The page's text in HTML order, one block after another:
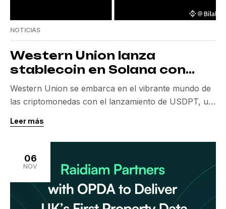
NOTICIAS
Western Union lanza
stablecoin en Solana con
Anchorage Digital
Western Union se embarca en el vibrante mundo de
las criptomonedas con el lanzamiento de USDPT, un
pagos internacionales. Al asociarse con Anchorage
Digital Bank, el primer banco cripto regulado en
Estados Unidos, la compañía ofrece una solución
robusta y segura para pagos más rápidos y
económicos. Esta innovación […]
Leer más
06
NOV